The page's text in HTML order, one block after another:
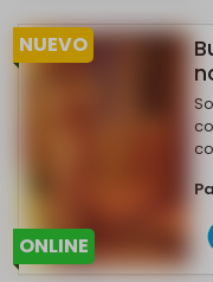
NUEVO
ONLINE